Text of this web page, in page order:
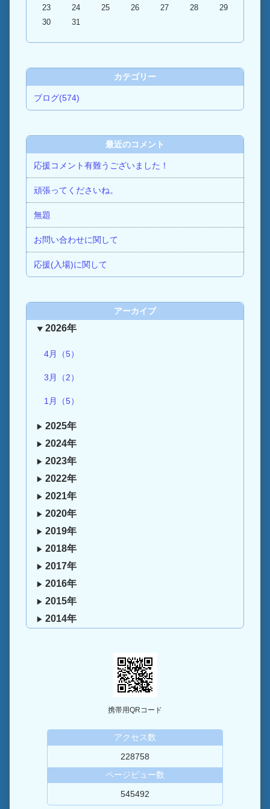
23
24 25 26 27 28
29
30
31
カテゴリー
ブログ(574)
最近のコメント
応援コメント有難うございました！
頑張ってくださいね。
無題
お問い合わせに関して
応援(入場)に関して
アーカイブ
2026年
4月（5）
3月（2）
1月（5）
2025年
2024年
2023年
2022年
2021年
2020年
2019年
2018年
2017年
2016年
2015年
2014年
携帯用QRコード
アクセス数
228758
ページビュー数
545492